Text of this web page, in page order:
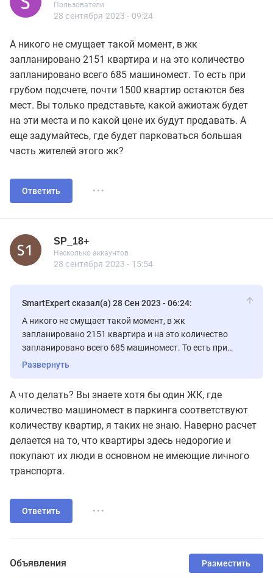
Пользователи
15 сообщений
28 сентября 2023 - 09:24
А никого не смущает такой момент, в жк
запланировано 2151 квартира и на это количество
запланировано всего 685 машиномест. То есть при
грубом подсчете, почти 1500 квартир остаются без
мест. Вы только представьте, какой ажиотаж будет
на эти места и по какой цене их будут продавать. А
еще задумайтесь, где будет парковаться большая
часть жителей этого жк?
Ответить ...
SP_18+
SP_18+
Несколько аккаунтов
Пользователь
Несколько аккаунтов
31 сообщений
28 сентября 2023 - 15:54
SmartExpert сказал(а) 28 Сен 2023 - 06:24:
А никого не смущает такой момент, в жк
запланировано 2151 квартира и на это количество
запланировано всего 685 машиномест. То есть при
грубом подсчете, почти 1500 квартир остаются без мест.
задумайтесь, где будет парковаться большая часть
жителей этого жк?
Развернуть
А что делать? Вы знаете хотя бы один ЖК, где
количество машиномест в паркинга соответствуют
количеству квартир, я таких не знаю. Наверно расчет
делается на то, что квартиры здесь недорогие и
покупают их люди в основном не имеющие личного
транспорта.
Ответить ...
Объявления Разместить